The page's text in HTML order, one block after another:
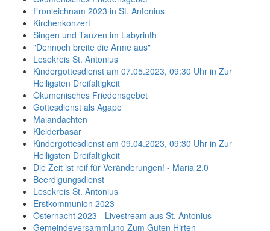
Fronleichnam 2023 in St. Antonius
Kirchenkonzert
Singen und Tanzen im Labyrinth
"Dennoch breite die Arme aus"
Lesekreis St. Antonius
Kindergottesdienst am 07.05.2023, 09:30 Uhr in Zur
Heiligsten Dreifaltigkeit
Ökumenisches Friedensgebet
Gottesdienst als Agape
Maiandachten
Kleiderbasar
Kindergottesdienst am 09.04.2023, 09:30 Uhr in Zur
Heiligsten Dreifaltigkeit
Die Zeit ist reif für Veränderungen! - Maria 2.0
Beerdigungsdienst
Lesekreis St. Antonius
Erstkommunion 2023
Osternacht 2023 - Livestream aus St. Antonius
Gemeindeversammlung Zum Guten Hirten